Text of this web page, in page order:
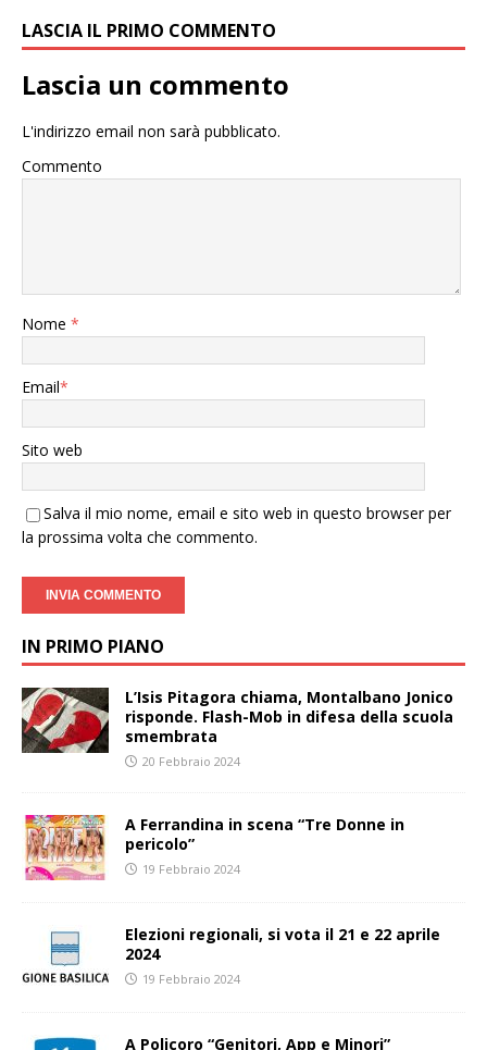
LASCIA IL PRIMO COMMENTO
Lascia un commento
L'indirizzo email non sarà pubblicato.
Commento
Nome *
Email*
Sito web
Salva il mio nome, email e sito web in questo browser per
la prossima volta che commento.
IN PRIMO PIANO
L’Isis Pitagora chiama, Montalbano Jonico
risponde. Flash-Mob in difesa della scuola
smembrata
20 Febbraio 2024
A Ferrandina in scena “Tre Donne in
pericolo”
19 Febbraio 2024
Elezioni regionali, si vota il 21 e 22 aprile
2024
19 Febbraio 2024
A Policoro “Genitori, App e Minori”